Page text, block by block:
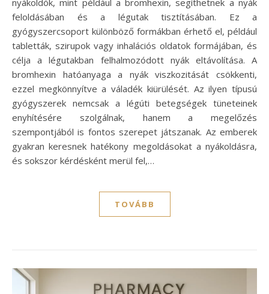
feloldásában és a légutak tisztításában. Ez a
gyógyszercsoport különböző formákban érhető el, például
tabletták, szirupok vagy inhalációs oldatok formájában, és
célja a légutakban felhalmozódott nyák eltávolítása. A
bromhexin hatóanyaga a nyák viszkozitását csökkenti,
ezzel megkönnyítve a váladék kiürülését. Az ilyen típusú
gyógyszerek nemcsak a légúti betegségek tüneteinek
enyhítésére szolgálnak, hanem a megelőzés
szempontjából is fontos szerepet játszanak. Az emberek
gyakran keresnek hatékony megoldásokat a nyákoldásra,
és sokszor kérdésként merül fel,…
TOVÁBB